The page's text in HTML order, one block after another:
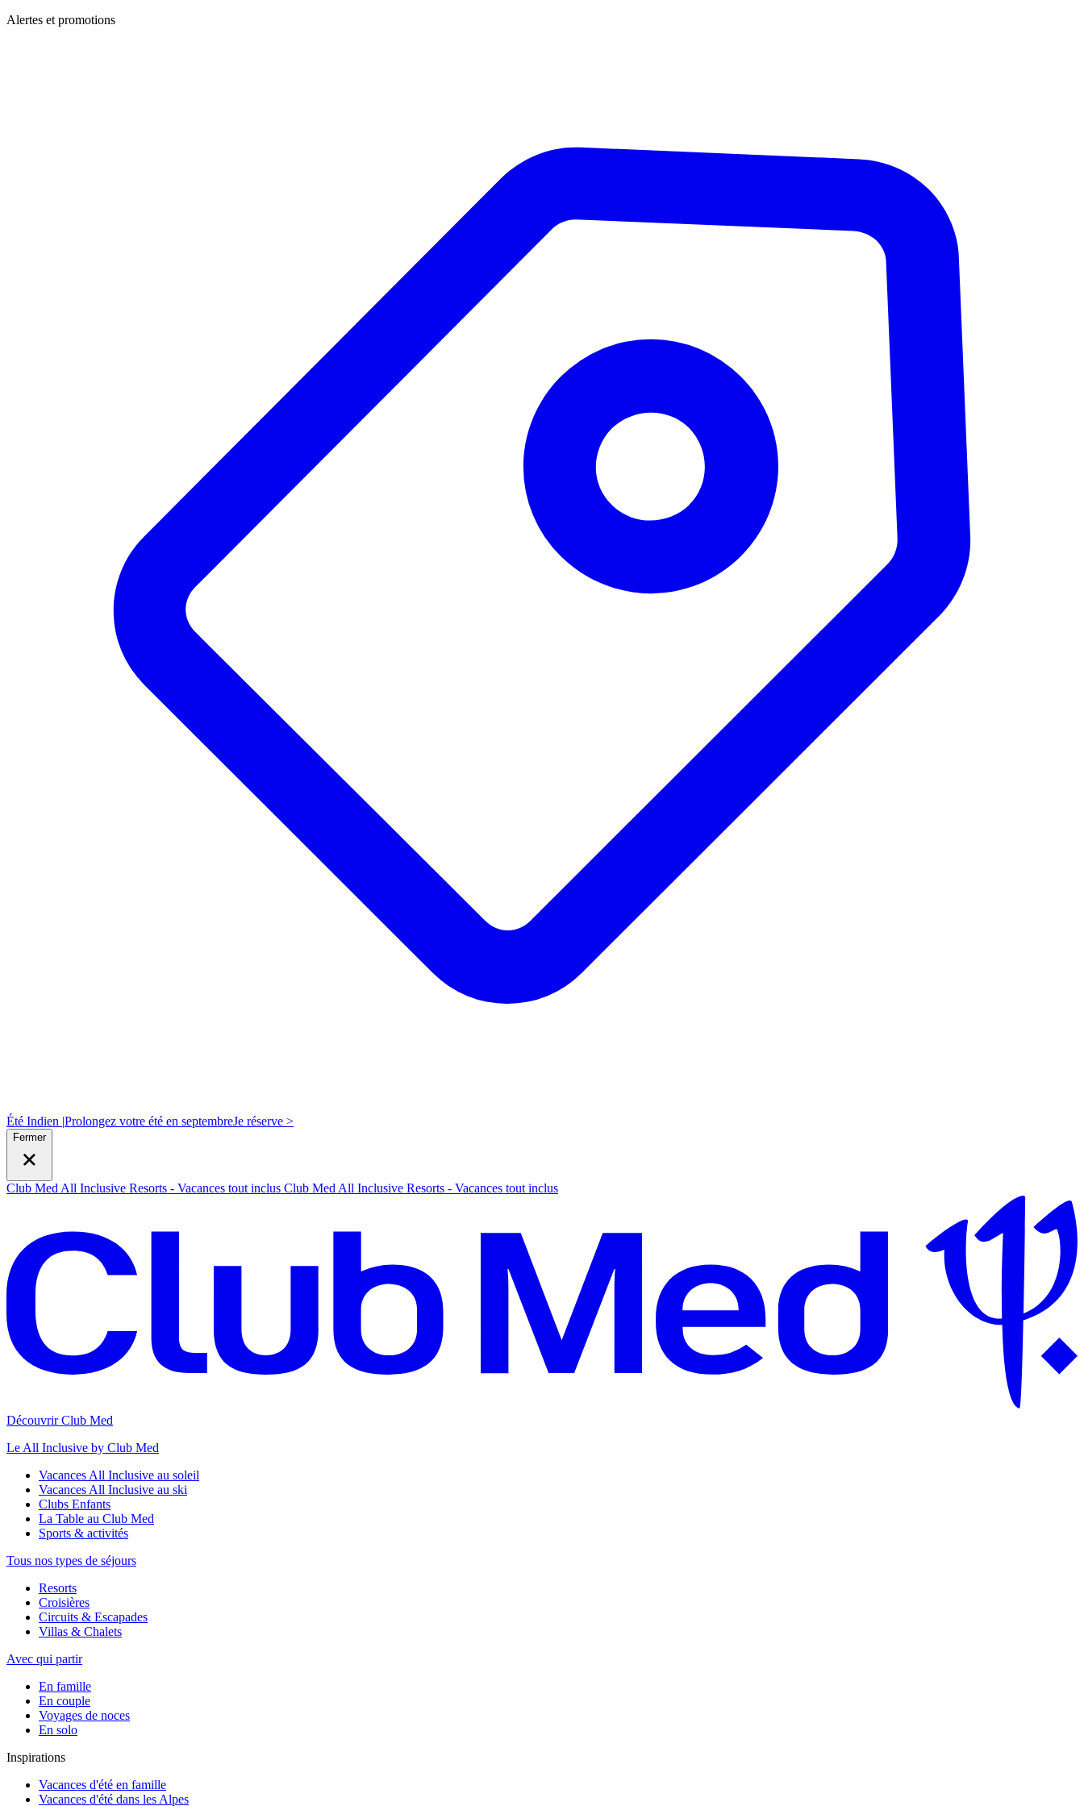
Alertes et promotions
Été Indien |Prolongez votre été en septembreJe réserve >
Fermer
Club Med All Inclusive Resorts - Vacances tout inclus Club Med All Inclusive Resorts - Vacances tout inclus
Découvrir Club Med
Le All Inclusive by Club Med
Vacances All Inclusive au soleil
Vacances All Inclusive au ski
Clubs Enfants
La Table au Club Med
Sports & activités
Tous nos types de séjours
Resorts
Croisières
Circuits & Escapades
Villas & Chalets
Avec qui partir
En famille
En couple
Voyages de noces
En solo
Inspirations
Vacances d'été en famille
Vacances d'été dans les Alpes